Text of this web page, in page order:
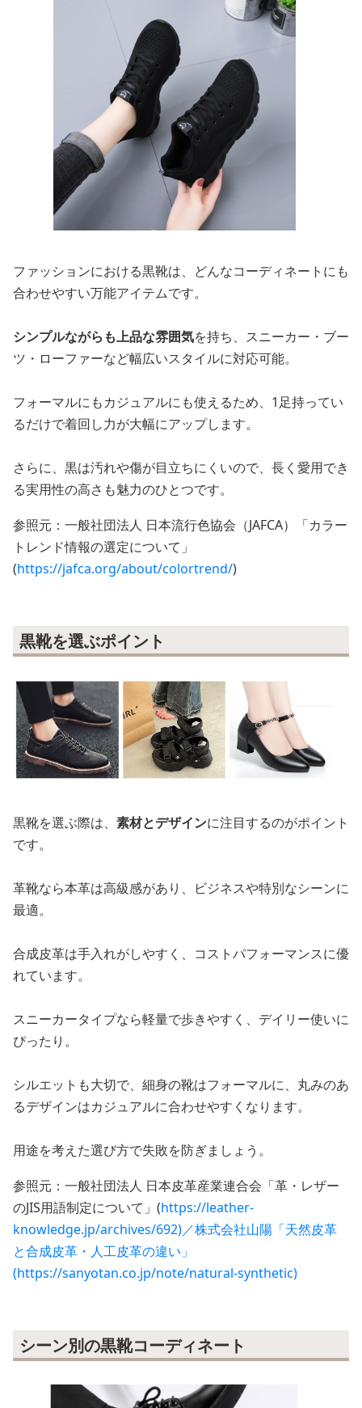
ファッションにおける黒靴は、どんなコーディネートにも
合わせやすい万能アイテムです。
シンプルながらも上品な雰囲気を持ち、スニーカー・ブー
ツ・ローファーなど幅広いスタイルに対応可能。
フォーマルにもカジュアルにも使えるため、1足持ってい
るだけで着回し力が大幅にアップします。
さらに、黒は汚れや傷が目立ちにくいので、長く愛用でき
る実用性の高さも魅力のひとつです。
参照元：一般社団法人 日本流行色協会（JAFCA）「カラー
トレンド情報の選定について」
(https://jafca.org/about/colortrend/)
黒靴を選ぶポイント
黒靴を選ぶ際は、 素材とデザインに注目するのがポイント
です。
革靴なら本革は高級感があり、ビジネスや特別なシーンに
最適。
合成皮革は手入れがしやすく、コストパフォーマンスに優
れています。
スニーカータイプなら軽量で歩きやすく、デイリー使いに
ぴったり。
シルエットも大切で、細身の靴はフォーマルに、丸みのあ
るデザインはカジュアルに合わせやすくなります。
用途を考えた選び方で失敗を防ぎましょう。
参照元：一般社団法人 日本皮革産業連合会「革・レザー
のJIS用語制定について」(https://leather-
knowledge.jp/archives/692)／株式会社山陽「天然皮革
と合成皮革・人工皮革の違い」
(https://sanyotan.co.jp/note/natural-synthetic)
シーン別の黒靴コーディネート